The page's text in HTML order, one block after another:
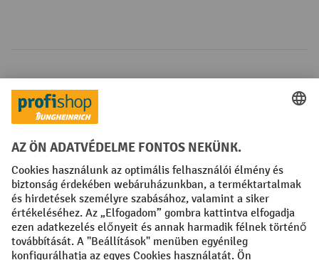
Fizetési lehetőségek
Creditcard (Master)Creditcard (Visa)
Közösségi Média
Facebook
YouTube
LinkedIn
Instagram